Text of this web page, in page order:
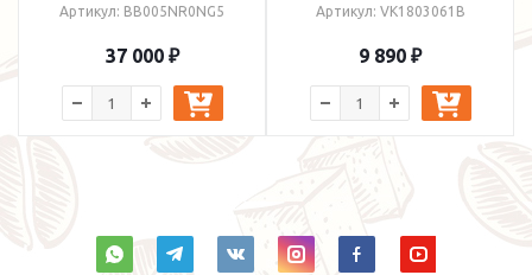
Артикул: BB005NR0NG5
37 000 ₽
Артикул: VK1803061B
9 890 ₽